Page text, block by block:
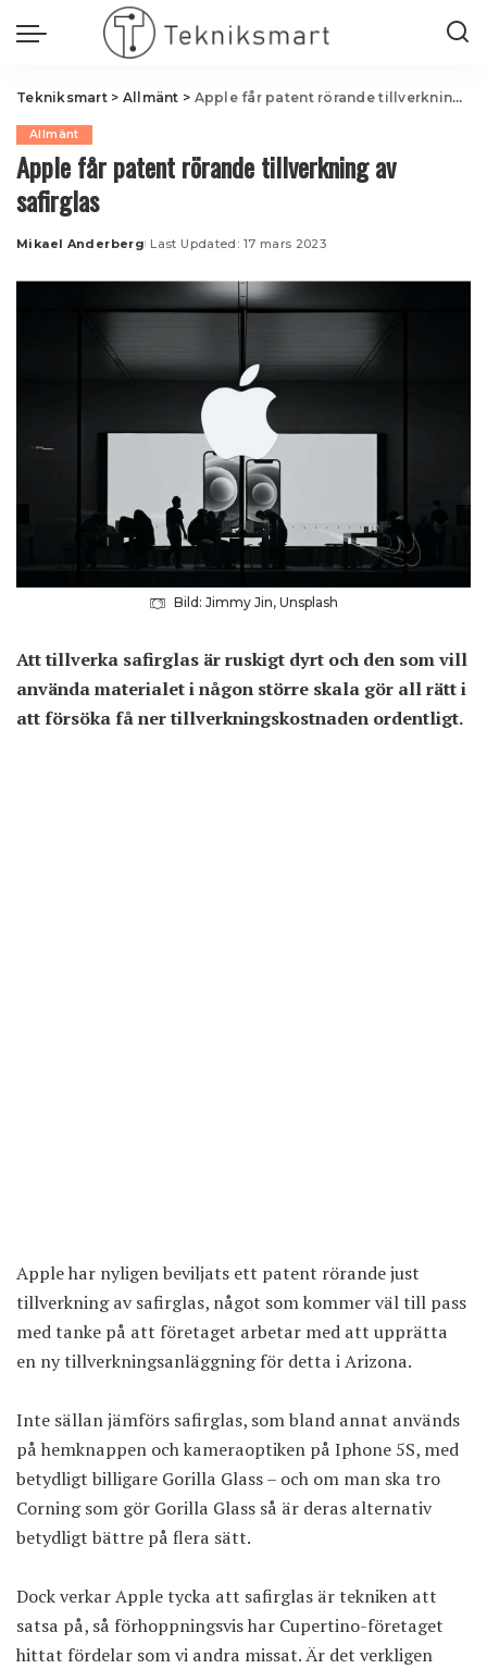
Tekniksmart> Allmänt > Apple får patent rörande tillverkning av safirglas
Allmänt
Apple får patent rörande tillverkning av
safirglas
Posted
Mikael Anderberg Last Updated: 17 mars 2023
Bild: Jimmy Jin, Unsplash
Att tillverka safirglas är ruskigt dyrt och den som vill
använda materialet i någon större skala gör all rätt i
att försöka få ner tillverkningskostnaden ordentligt.
Apple har nyligen beviljats ett patent rörande just
tillverkning av safirglas, något som kommer väl till pass
med tanke på att företaget arbetar med att upprätta
en ny tillverkningsanläggning för detta i Arizona.
Inte sällan jämförs safirglas, som bland annat används
på hemknappen och kameraoptiken på Iphone 5S, med
betydligt billigare Gorilla Glass – och om man ska tro
Corning som gör Gorilla Glass så är deras alternativ
betydligt bättre på flera sätt.
Dock verkar Apple tycka att safirglas är tekniken att
satsa på, så förhoppningsvis har Cupertino-företaget
hittat fördelar som vi andra missat. Är det verkligen